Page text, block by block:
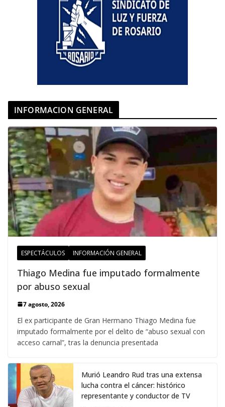
INFORMACION GENERAL
ESPECTÁCULOS INFORMACIÓN GENERAL
Thiago Medina fue imputado formalmente
por abuso sexual
7 agosto, 2026
El ex participante de Gran Hermano Thiago Medina fue
imputado formalmente por el delito de “abuso sexual con
acceso carnal”, tras la denuncia presentada
Murió Leandro Rud tras una extensa
lucha contra el cáncer: histórico
representante y conductor de TV